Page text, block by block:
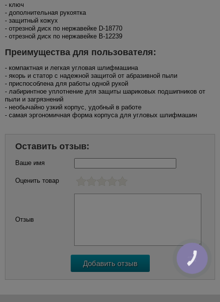
- ключ
- дополнительная рукоятка
- защитный кожух
- отрезной диск по нержавейке D-18770
- отрезной диск по нержавейке B-12239
Преимущества для пользователя:
- компактная и легкая угловая шлифмашина
- якорь и статор с надежной защитой от абразивной пыли
- приспособлена для работы одной рукой
- лабиринтное уплотнение для защиты шариковых подшипников от
пыли и загрязнений
- необычайно узкий корпус, удобный в работе
- самая эргономичная форма корпуса для угловых шлифмашин
Оставить отзыв:
Ваше имя
Оценить товар
Отзыв
КНОПКА
ЗВ'ЯЗКУ